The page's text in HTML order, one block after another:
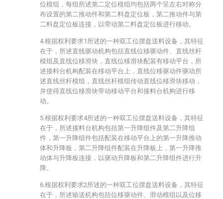
位模组，每组所述第二定位模组均包括两个呈左右对称分
布设置的第二推动件和第二料盘定位板，第二推动件与第
二料盘定位板连接，以带动第二料盘定位板进行移动。
4.根据权利要求1所述的一种双工位摆盘送料设备，其特征
在于，所述直线驱动机构包括直线位移驱动件、直线丝杆
模组及直线位移滑块，直线位移滑块配装有移动平台，所
述接料台机构配装在移动平台上，直线位移驱动件驱动所
述直线丝杆模组，直线丝杆模组传动直线位移滑块移动，
并使得直线位移滑块带动移动平台和接料台机构进行移
动。
5.根据权利要求4所述的一种双工位摆盘送料设备，其特征
在于，所述接料台机构包括第一升降组件及第二升降组
件，第一升降组件包括配装在移动平台上的第一升降推动
体和升降板，第二升降组件配装在升降板上，第一升降推
动体与升降板连接，以驱动升降板和第二升降组件进行升
降。
6.根据权利要求2所述的一种双工位摆盘送料设备，其特征
在于，所述输送机构包括位移驱动件、滑动模组以及位移